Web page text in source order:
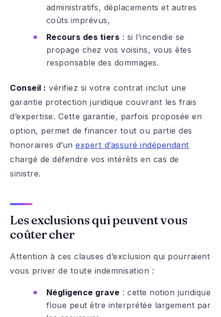
administratifs, déplacements et autres
coûts imprévus,
Recours des tiers : si l’incendie se
propage chez vos voisins, vous êtes
responsable des dommages.
Conseil : vérifiez si votre contrat inclut une
garantie protection juridique couvrant les frais
d’expertise. Cette garantie, parfois proposée en
option, permet de financer tout ou partie des
honoraires d’un expert d’assuré indépendant
chargé de défendre vos intérêts en cas de
sinistre.
Les exclusions qui peuvent vous
coûter cher
Attention à ces clauses d’exclusion qui pourraient
vous priver de toute indemnisation :
Négligence grave : cette notion juridique
floue peut être interprétée largement par